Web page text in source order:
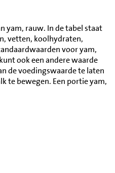
yam, rauw. In de tabel staat
vetten, koolhydraten,
voor yam,
ook een andere waarde
de voedingswaarde te laten
te bewegen. Een portie yam,